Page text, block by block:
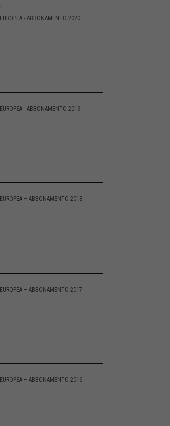
-
EUROPEA - ABBONAMENTO 2020
-
EUROPEA - ABBONAMENTO 2019
-
EUROPEA – ABBONAMENTO 2018
-
EUROPEA – ABBONAMENTO 2017
-
EUROPEA – ABBONAMENTO 2016